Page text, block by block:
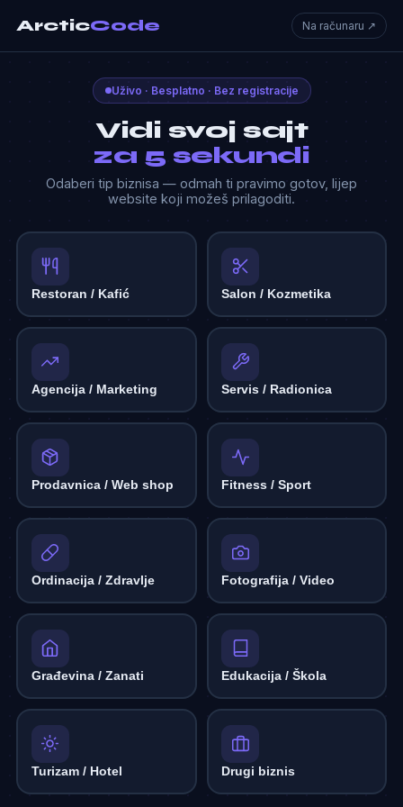
ArcticCode Na računaru ↗
Uživo · Besplatno · Bez registracije
Vidi svoj sajt
za 5 sekundi
Odaberi tip biznisa — odmah ti pravimo gotov, lijep
website koji možeš prilagoditi.
Restoran / Kafić Salon / Kozmetika
Agencija / Marketing Servis / Radionica
Prodavnica / Web shop Fitness / Sport
Ordinacija / Zdravlje Fotografija / Video
Građevina / Zanati Edukacija / Škola
Turizam / Hotel Drugi biznis